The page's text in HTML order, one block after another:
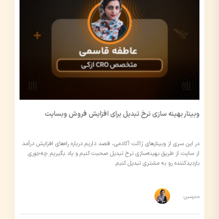
وبینار بهینه سازی نرخ تبدیل برای افزایش فروش وبسایت
در این سری از وبینارهای ژاکت آکادمی، قصد داریم درباره راه‌های افزایش درآمد
از سایت از طریق بهینه‌سازی نرخ تبدیل صحبت کنیم و یاد بگیریم چه‌جوری
بازدیدکننده رو به مشتری تبدیل کنیم.
مدرسین: